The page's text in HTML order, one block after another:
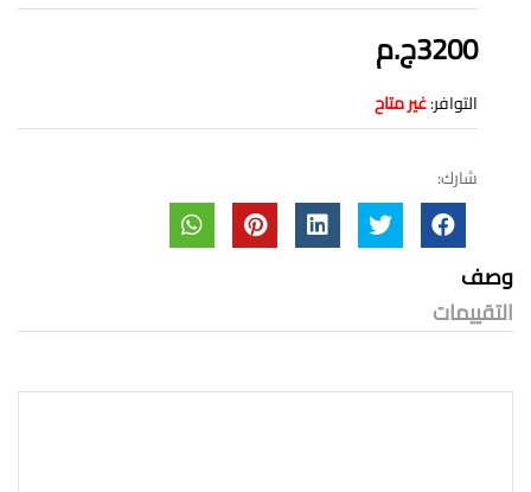
3200ج.م
التوافر:غير متاح
شارك:
وصف
التقييمات